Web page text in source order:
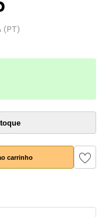
(PT)
carrinho